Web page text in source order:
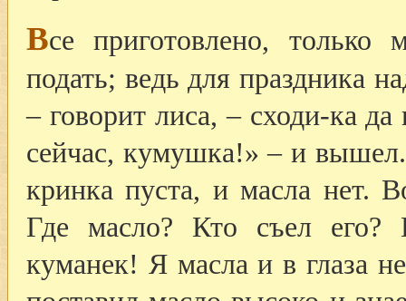
Все приготовлено, только
подать; ведь для праздника
– говорит лиса, – сходи-ка
сейчас, кумушка!» – и
кринка пуста, и масла нет.
Где масло? Кто съел
куманек! Я масла и в глаза